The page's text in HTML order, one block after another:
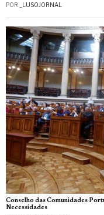
POR _LUSOJORNAL
Conselho das Comunidades
Necessidades